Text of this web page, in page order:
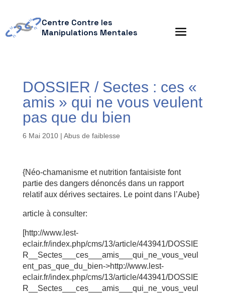
Centre Contre les
Manipulations Mentales
DOSSIER / Sectes : ces «
amis » qui ne vous veulent
pas que du bien
6 Mai 2010| Abus de faiblesse
{Néo-chamanisme et nutrition fantaisiste font
partie des dangers dénoncés dans un rapport
relatif aux dérives sectaires. Le point dans l’Aube}
article à consulter:
[http://www.lest-
eclair.fr/index.php/cms/13/article/443941/DOSSIE
R__Sectes___ces___amis___qui_ne_vous_veul
ent_pas_que_du_bien->http://www.lest-
eclair.fr/index.php/cms/13/article/443941/DOSSIE
R__Sectes___ces___amis___qui_ne_vous_veul